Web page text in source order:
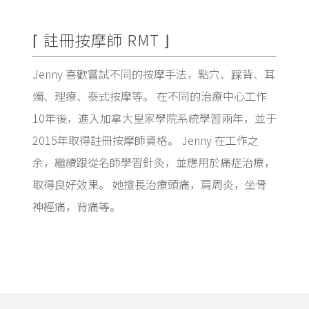
⌈ 註冊按摩師 RMT ⌋
Jenny 喜歡嘗試不同的按摩手法，點穴、踩背、耳
燭、理療、泰式按摩等。 在不同的治療中心工作
10年後，進入加拿大皇家學院系統學習兩年，並于
2015年取得註冊按摩師資格。 Jenny 在工作之
余，繼續跟從名師學習針灸，並應用於痛症治療，
取得良好效果。 她擅長治療頭痛，肩周炎，坐骨
神經痛，背痛等。